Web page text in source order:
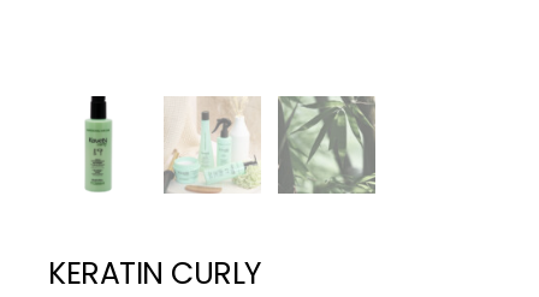
KERATIN CURLY